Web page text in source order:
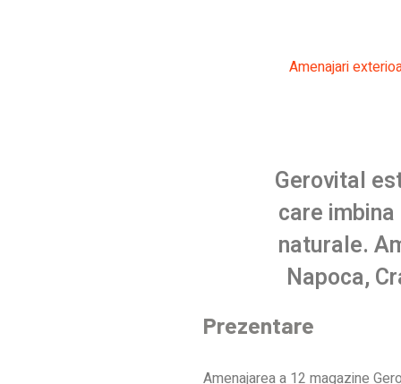
Amenajari
Gerovital
care
naturale.
Napoca,
Prezentare
Amenajarea a 12 magazine